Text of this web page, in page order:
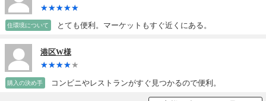
住環境について とても便利。マーケットもすぐ近くにある。
港区W様
購入の決め手 コンビニやレストランがすぐ見つかるので便利。